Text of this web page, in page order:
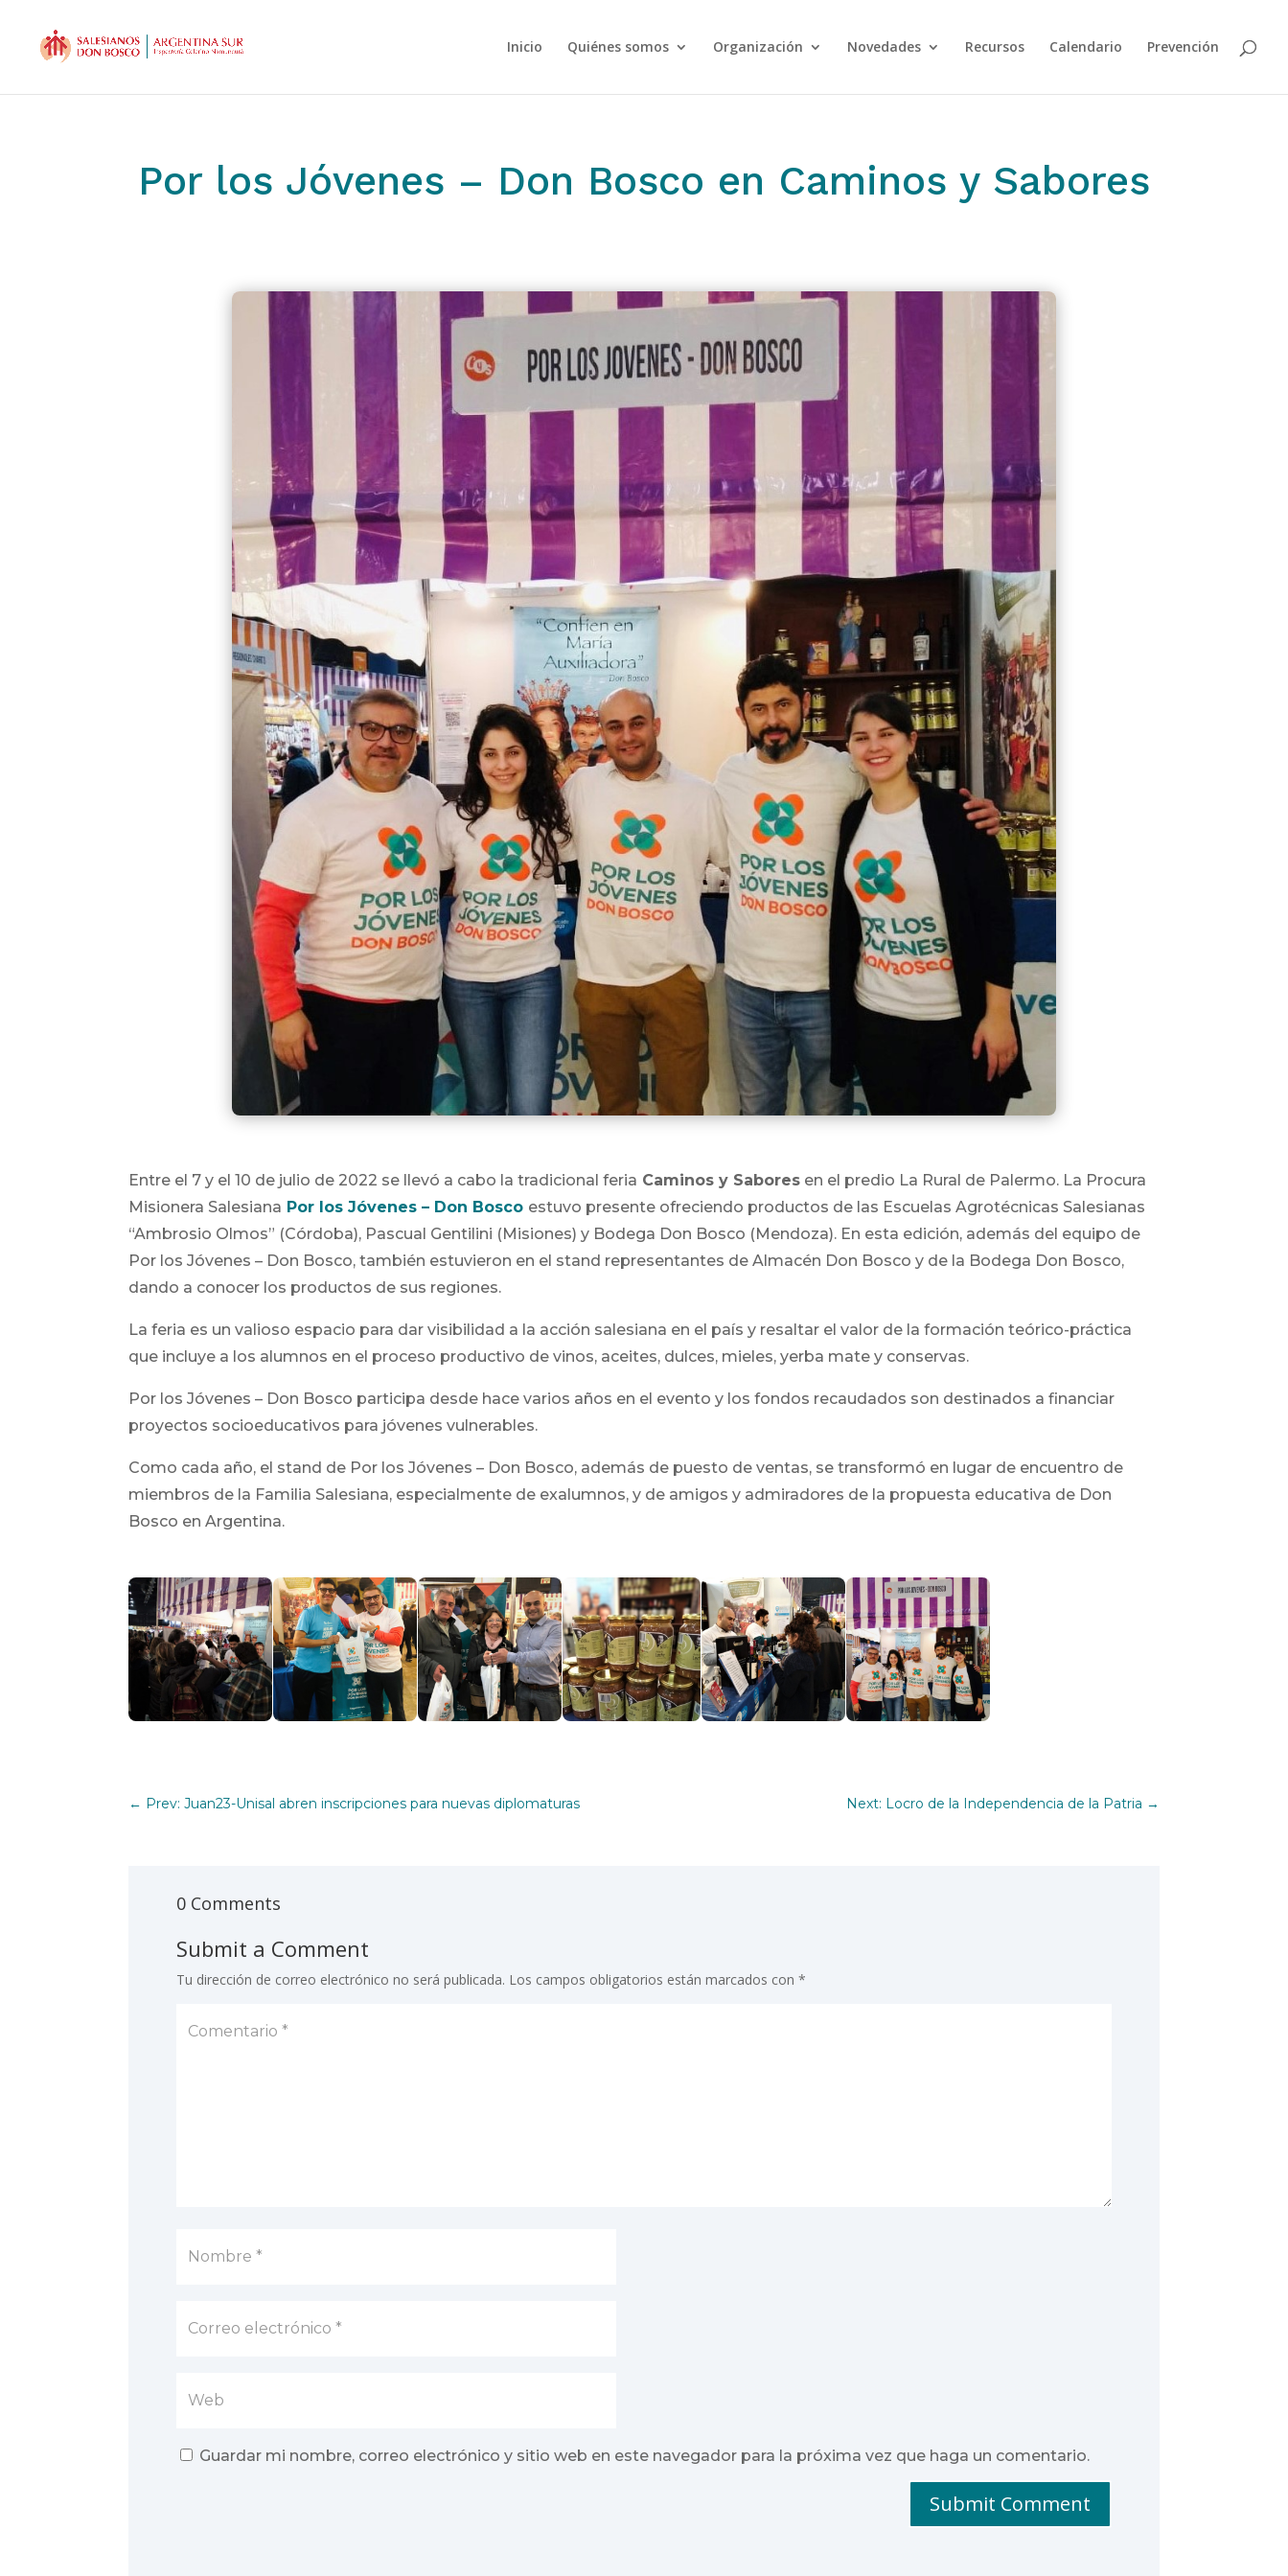
Inicio Quiénes somos Organización Novedades Recursos Calendario Prevención
Por los Jóvenes – Don Bosco en Caminos y Sabores
Entre el 7 y el 10 de julio de 2022 se llevó a cabo la tradicional feria Caminos y Sabores en el predio La Rural de Palermo. La Procura
Misionera Salesiana Por los Jóvenes – Don Bosco estuvo presente ofreciendo productos de las Escuelas Agrotécnicas Salesianas
“Ambrosio Olmos” (Córdoba), Pascual Gentilini (Misiones) y Bodega Don Bosco (Mendoza). En esta edición, además del equipo de
Por los Jóvenes – Don Bosco, también estuvieron en el stand representantes de Almacén Don Bosco y de la Bodega Don Bosco,
dando a conocer los productos de sus regiones.
La feria es un valioso espacio para dar visibilidad a la acción salesiana en el país y resaltar el valor de la formación teórico-práctica
que incluye a los alumnos en el proceso productivo de vinos, aceites, dulces, mieles, yerba mate y conservas.
Por los Jóvenes – Don Bosco participa desde hace varios años en el evento y los fondos recaudados son destinados a financiar
proyectos socioeducativos para jóvenes vulnerables.
Como cada año, el stand de Por los Jóvenes – Don Bosco, además de puesto de ventas, se transformó en lugar de encuentro de
miembros de la Familia Salesiana, especialmente de exalumnos, y de amigos y admiradores de la propuesta educativa de Don
Bosco en Argentina.
← Prev: Juan23-Unisal abren inscripciones para nuevas diplomaturas Next: Locro de la Independencia de la Patria →
0 Comments
Submit a Comment
Tu dirección de correo electrónico no será publicada. Los campos obligatorios están marcados con*
Guardar mi nombre, correo electrónico y sitio web en este navegador para la próxima vez que haga un comentario.
Submit Comment